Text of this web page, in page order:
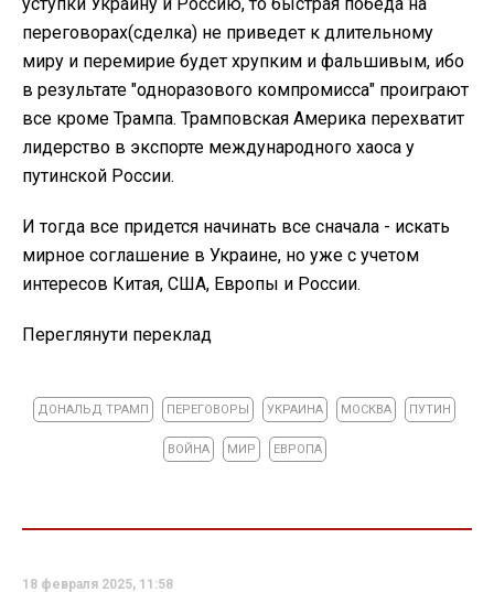
переговорах(сделка) не приведет к длительному
миру и перемирие будет хрупким и фальшивым, ибо
в результате "одноразового компромисса" проиграют
все кроме Трампа. Трамповская Америка перехватит
лидерство в экспорте международного хаоса у
путинской России.
И тогда все придется начинать все сначала - искать
мирное соглашение в Украине, но уже с учетом
интересов Китая, США, Европы и России.
Переглянути переклад
ДОНАЛЬД ТРАМП ПЕРЕГОВОРЫ УКРАИНА МОСКВА ПУТИН
ВОЙНА МИР ЕВРОПА
18 февраля 2025, 11:58